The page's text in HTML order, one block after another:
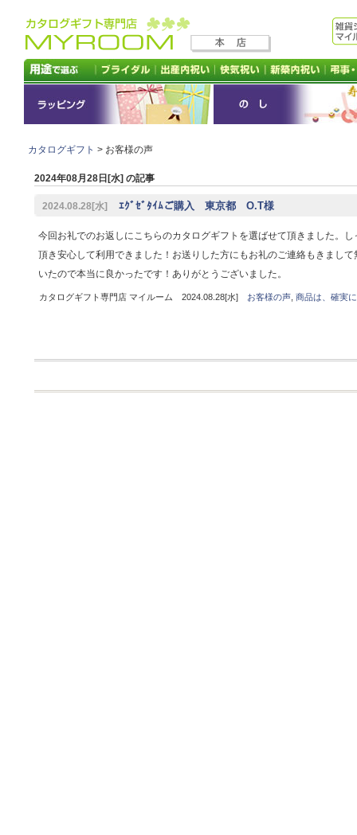
カタログギフト > お客様の声
2024年08月28日[水] の記事
2024.08.28[水] ｴｸﾞｾﾞﾀｲﾑご購入 東京都 O.T様
今回お礼でのお返しにこちらのカタログギフトを選ばせて頂きました。
頂き安心して利用できました！お送りした方にもお礼のご連絡もきまし
いたので本当に良かったです！ありがとうございました。
カタログギフト専門店 マイルーム 2024.08.28[水] お客様の声, 商品は、確実